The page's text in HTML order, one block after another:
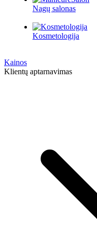
Nagų salonas
Kosmetologija
Kainos
Klientų aptarnavimas